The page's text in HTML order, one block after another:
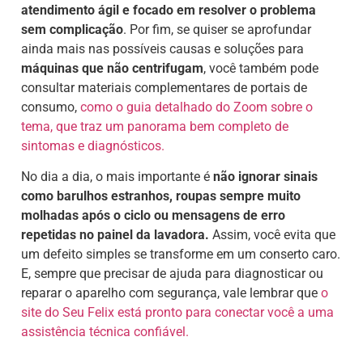
atendimento ágil e focado em resolver o problema
sem complicação. Por fim, se quiser se aprofundar
ainda mais nas possíveis causas e soluções para
máquinas que não centrifugam, você também pode
consultar materiais complementares de portais de
consumo, como o guia detalhado do Zoom sobre o
tema, que traz um panorama bem completo de
sintomas e diagnósticos.
No dia a dia, o mais importante é não ignorar sinais
como barulhos estranhos, roupas sempre muito
molhadas após o ciclo ou mensagens de erro
repetidas no painel da lavadora. Assim, você evita que
um defeito simples se transforme em um conserto caro.
E, sempre que precisar de ajuda para diagnosticar ou
reparar o aparelho com segurança, vale lembrar que o
site do Seu Felix está pronto para conectar você a uma
assistência técnica confiável.